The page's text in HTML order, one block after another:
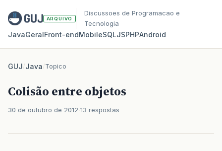
ARQUIVO
Discussoes de Programacao e
Tecnologia
JavaGeralFront‑endMobileSQLJSPHPAndroid
GUJ/Java/Topico
Colisão entre objetos
30 de outubro de 2012 13 respostas